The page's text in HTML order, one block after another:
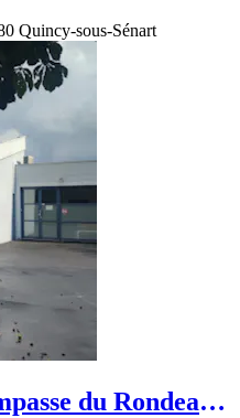
Quincy-sous-Sénart
du Rondeau -